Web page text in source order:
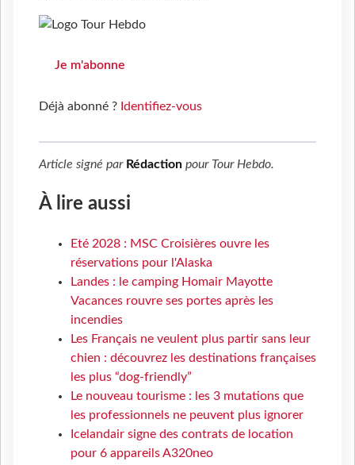
Je m'abonne
Déjà abonné ? Identifiez-vous
Article signé par Rédaction pour Tour Hebdo.
À lire aussi
Eté 2028 : MSC Croisières ouvre les
réservations pour l'Alaska
Landes : le camping Homair Mayotte
Vacances rouvre ses portes après les
incendies
Les Français ne veulent plus partir sans leur
chien : découvrez les destinations françaises
les plus “dog-friendly”
Le nouveau tourisme : les 3 mutations que
les professionnels ne peuvent plus ignorer
Icelandair signe des contrats de location
pour 6 appareils A320neo